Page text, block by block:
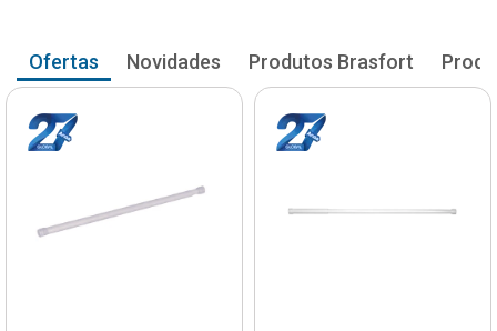
Ofertas Novidades Produtos Brasfort